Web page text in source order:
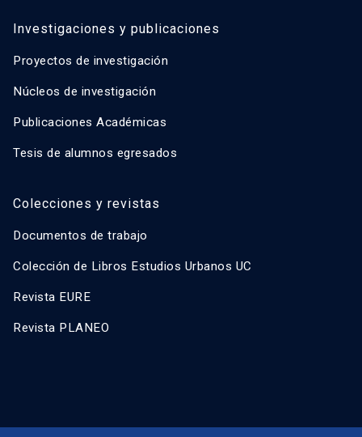
Investigaciones y publicaciones
Proyectos de investigación
Núcleos de investigación
Publicaciones Académicas
Tesis de alumnos egresados
Colecciones y revistas
Documentos de trabajo
Colección de Libros Estudios Urbanos UC
Revista EURE
Revista PLANEO